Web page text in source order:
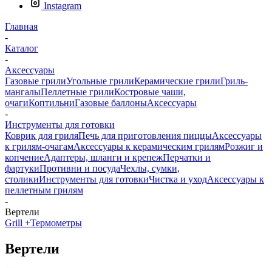
Instagram
Главная
-
Каталог
-
Аксессуары
Газовые грилиУгольные грилиКерамические грилиГриль-
мангалыПеллетные грилиКостровые чаши,
очагиКоптильниГазовые баллоныАксессуары
-
Инструменты для готовки
Коврик для гриляПечь для приготовления пиццыАксессуары
к грилям-очагамАксессуары к керамическим грилямРозжиг и
копчениеАдаптеры, шланги и крепежПерчатки и
фартукиПротивни и посудаЧехлы, сумки,
столикиИнструменты для готовкиЧистка и уходАксессуары к
пеллетным грилям
-
Вертели
Grill +Термометры
Вертели